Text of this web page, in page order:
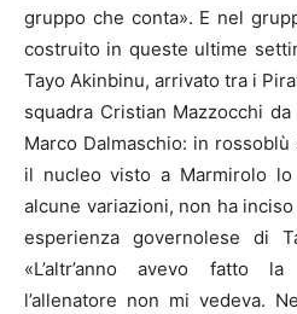
gruppo che conta». E nel
costruito in queste ultime
Tayo Akinbinu, arrivato tra i
squadra Cristian Mazzocchi
Marco Dalmaschio: in
il nucleo visto a Marmirolo
alcune variazioni, non ha
esperienza governolese di
«L’altr’anno avevo fatto
l’allenatore non mi vedeva.